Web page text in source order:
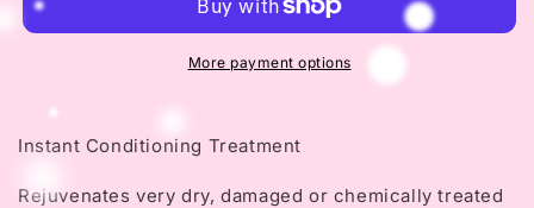
Conditioning
of
18
pieces)
Instant
Conditioning
Treatment
18
5/8oz
pieces)
More payment options
Instant Conditioning Treatment
Rejuvenates very dry, damaged or chemically treated